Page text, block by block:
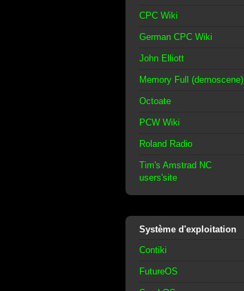
CPC Wiki
German CPC Wiki
John Elliott
Memory Full (demoscene)
Octoate
PCW Wiki
Roland Radio
Tim's Amstrad NC
users'site
Système d'exploitation
Contiki
FutureOS